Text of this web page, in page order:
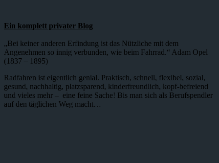
Ein komplett privater Blog
„Bei keiner anderen Erfindung ist das Nützliche mit dem
Angenehmen so innig verbunden, wie beim Fahrrad.“ Adam Opel
(1837 – 1895)
Radfahren ist eigentlich genial. Praktisch, schnell, flexibel, sozial,
gesund, nachhaltig, platzsparend, kinderfreundlich, kopf-befreiend
und vieles mehr – eine feine Sache! Bis man sich als Berufspendler
auf den täglichen Weg macht…